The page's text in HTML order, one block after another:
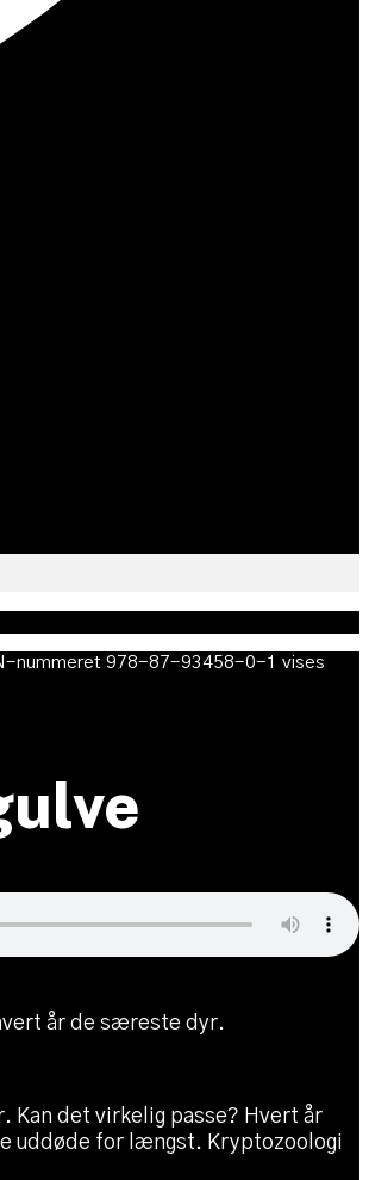
år de særeste dyr.
Kan det virkelig passe? Hvert år
uddøde for længst. Kryptozoologi